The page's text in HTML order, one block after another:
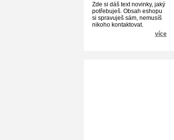
Zde si dáš text novinky, jaký
potřebuješ. Obsah eshopu
si spravuješ sám, nemusíš
nikoho kontaktovat.
více